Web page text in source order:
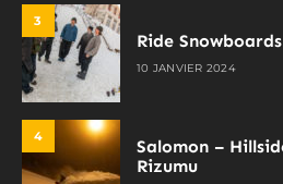
3
Ride
10 JANVIER 2024
4
Salomon –
Rizumu